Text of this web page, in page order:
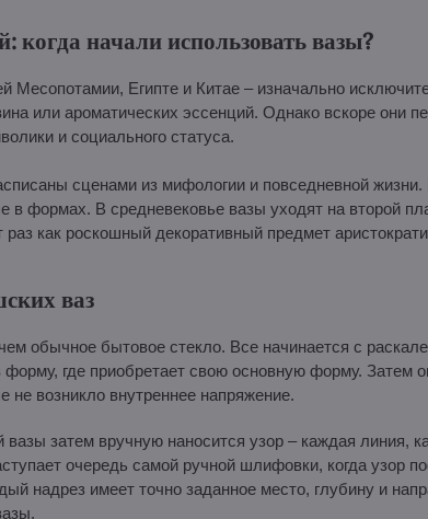
когда начали использовать вазы?
Египте и Китае – изначально
или ароматических эссенций. Однако вскоре они
и социального статуса.
сценами из мифологии и повседневной
формах. В средневековье вазы уходят на второй
раз как роскошный декоративный предмет
ваз
обычное бытовое стекло. Все начинается с
форму, где приобретает свою основную форму. Затем
не возникло внутреннее напряжение.
затем вручную наносится узор – каждая линия,
очередь самой ручной шлифовки, когда узор
надрез имеет точно заданное место, глубину и